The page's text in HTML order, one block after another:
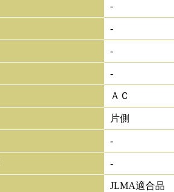
-
-
-
-
ＡＣ
片側
-
-
JLMA適合品